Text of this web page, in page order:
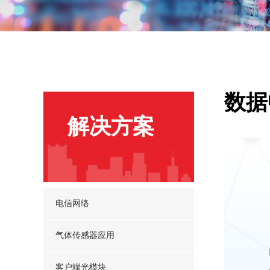
解决方案
电信网络
气体传感器应用
客户端光模块
数